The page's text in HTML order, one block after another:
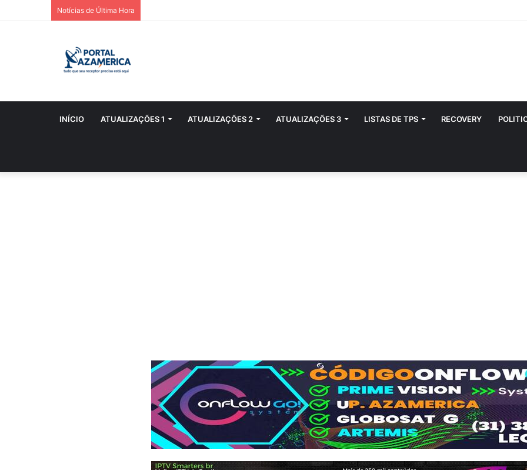
Notícias de Última Hora
INÍCIO ATUALIZAÇÕES 1 ATUALIZAÇÕES 2 ATUALIZAÇÕES 3 LISTAS DE TPS RECOVERY